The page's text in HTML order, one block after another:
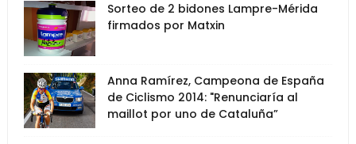
Sorteo de 2 bidones Lampre-Mérida
firmados por Matxin
Anna Ramírez, Campeona de España
de Ciclismo 2014: "Renunciaría al
maillot por uno de Cataluña”